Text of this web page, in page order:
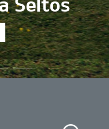
CENA NO 34 991